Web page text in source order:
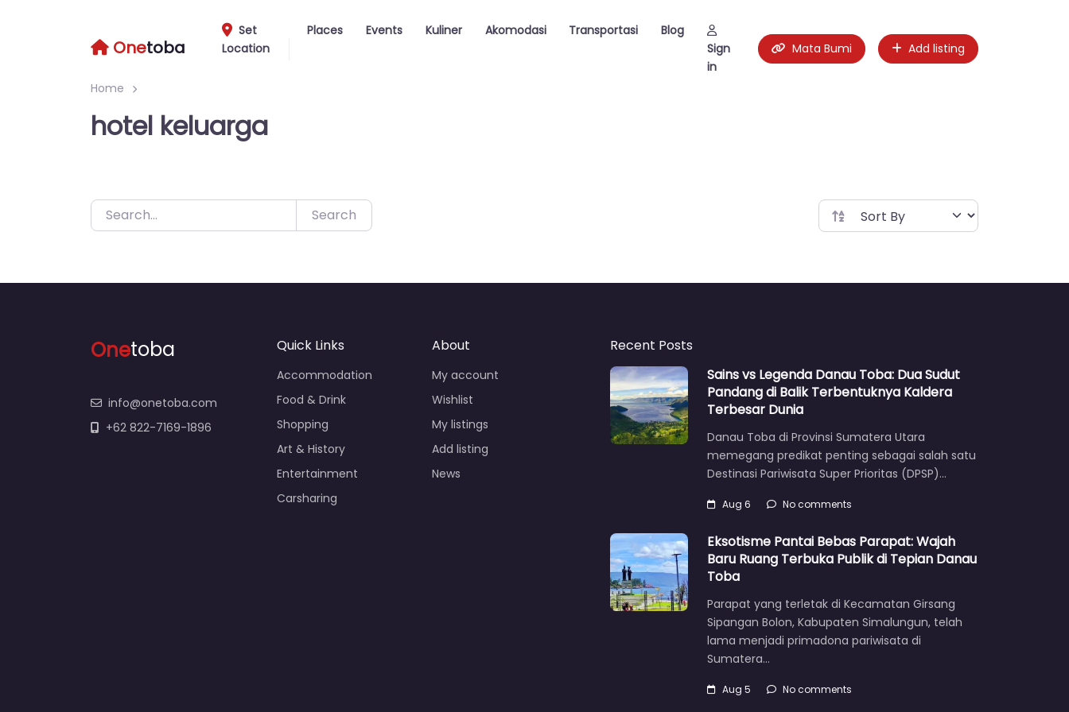
Onetoba
Set
Location
Places Events Kuliner Akomodasi Transportasi
Blog
Sign
in
Mata Bumi Add listing
Home
hotel keluarga
Search
Onetoba
info@onetoba.com
+62 822-7169-1896
Quick Links
Accommodation
Food & Drink
Shopping
Art & History
Entertainment
Carsharing
About
My account
Wishlist
My listings
Add listing
News
Recent Posts
Sains vs Legenda Danau Toba: Dua Sudut
Pandang di Balik Terbentuknya Kaldera
Terbesar Dunia
Danau Toba di Provinsi Sumatera Utara
memegang predikat penting sebagai salah satu
Destinasi Pariwisata Super Prioritas (DPSP)…
Aug 6 No comments
Eksotisme Pantai Bebas Parapat: Wajah
Baru Ruang Terbuka Publik di Tepian Danau
Toba
Parapat yang terletak di Kecamatan Girsang
Sipangan Bolon, Kabupaten Simalungun, telah
lama menjadi primadona pariwisata di
Sumatera…
Aug 5 No comments